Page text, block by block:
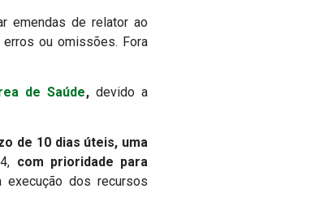
emendas de relator ao
ou omissões. Fora
de Saúde,devido a
de 10 dias úteis, uma
com prioridade para
dos recursos